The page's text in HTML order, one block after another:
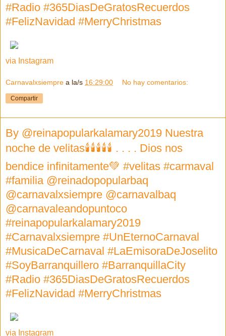
#Radio #365DiasDeGratosRecuerdos
#FelizNavidad #MerryChristmas
via Instagram
Carnavalxsiempre a la/s 16:29:00 No hay comentarios:
Compartir
By @reinapopularkalamary2019 Nuestra
noche de velitas🕯🕯🕯🕯🕯 . . . . Dios nos
bendice infinitamente💚 #velitas #carmaval
#familia @reinadopopularbaq
@carnavalxsiempre @carnavalbaq
@carnavaleandopuntoco
#reinapopularkalamary2019
#Carnavalxsiempre #UnEternoCarnaval
#MusicaDeCarnaval #LaEmisoraDeJoselito
#SoyBarranquillero #BarranquillaCity
#Radio #365DiasDeGratosRecuerdos
#FelizNavidad #MerryChristmas
via Instagram